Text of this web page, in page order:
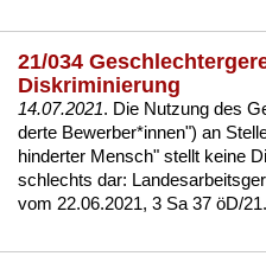
21/034
Diskriminierung
14.07.2021. Die Nut­zung des
der­te Be­wer­ber*in­nen") an
hin­der­ter Mensch" stellt kei­ne
schlechts dar:
vom 22.06.2021, 3 Sa 37 öD/21.